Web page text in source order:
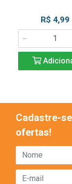
R$ 4,99
Cadastre-
ofertas!